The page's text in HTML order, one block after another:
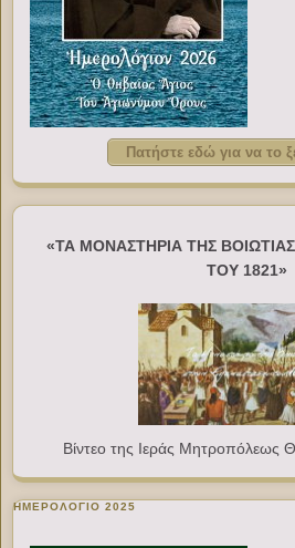
Πατήστε εδώ για να το
«ΤΑ ΜΟΝΑΣΤΗΡΙΑ ΤΗΣ
ΤΟΥ 1821»
Βίντεο της Ιεράς Μητροπόλεως
ΗΜΕΡΟΛΟΓΙΟ 2025